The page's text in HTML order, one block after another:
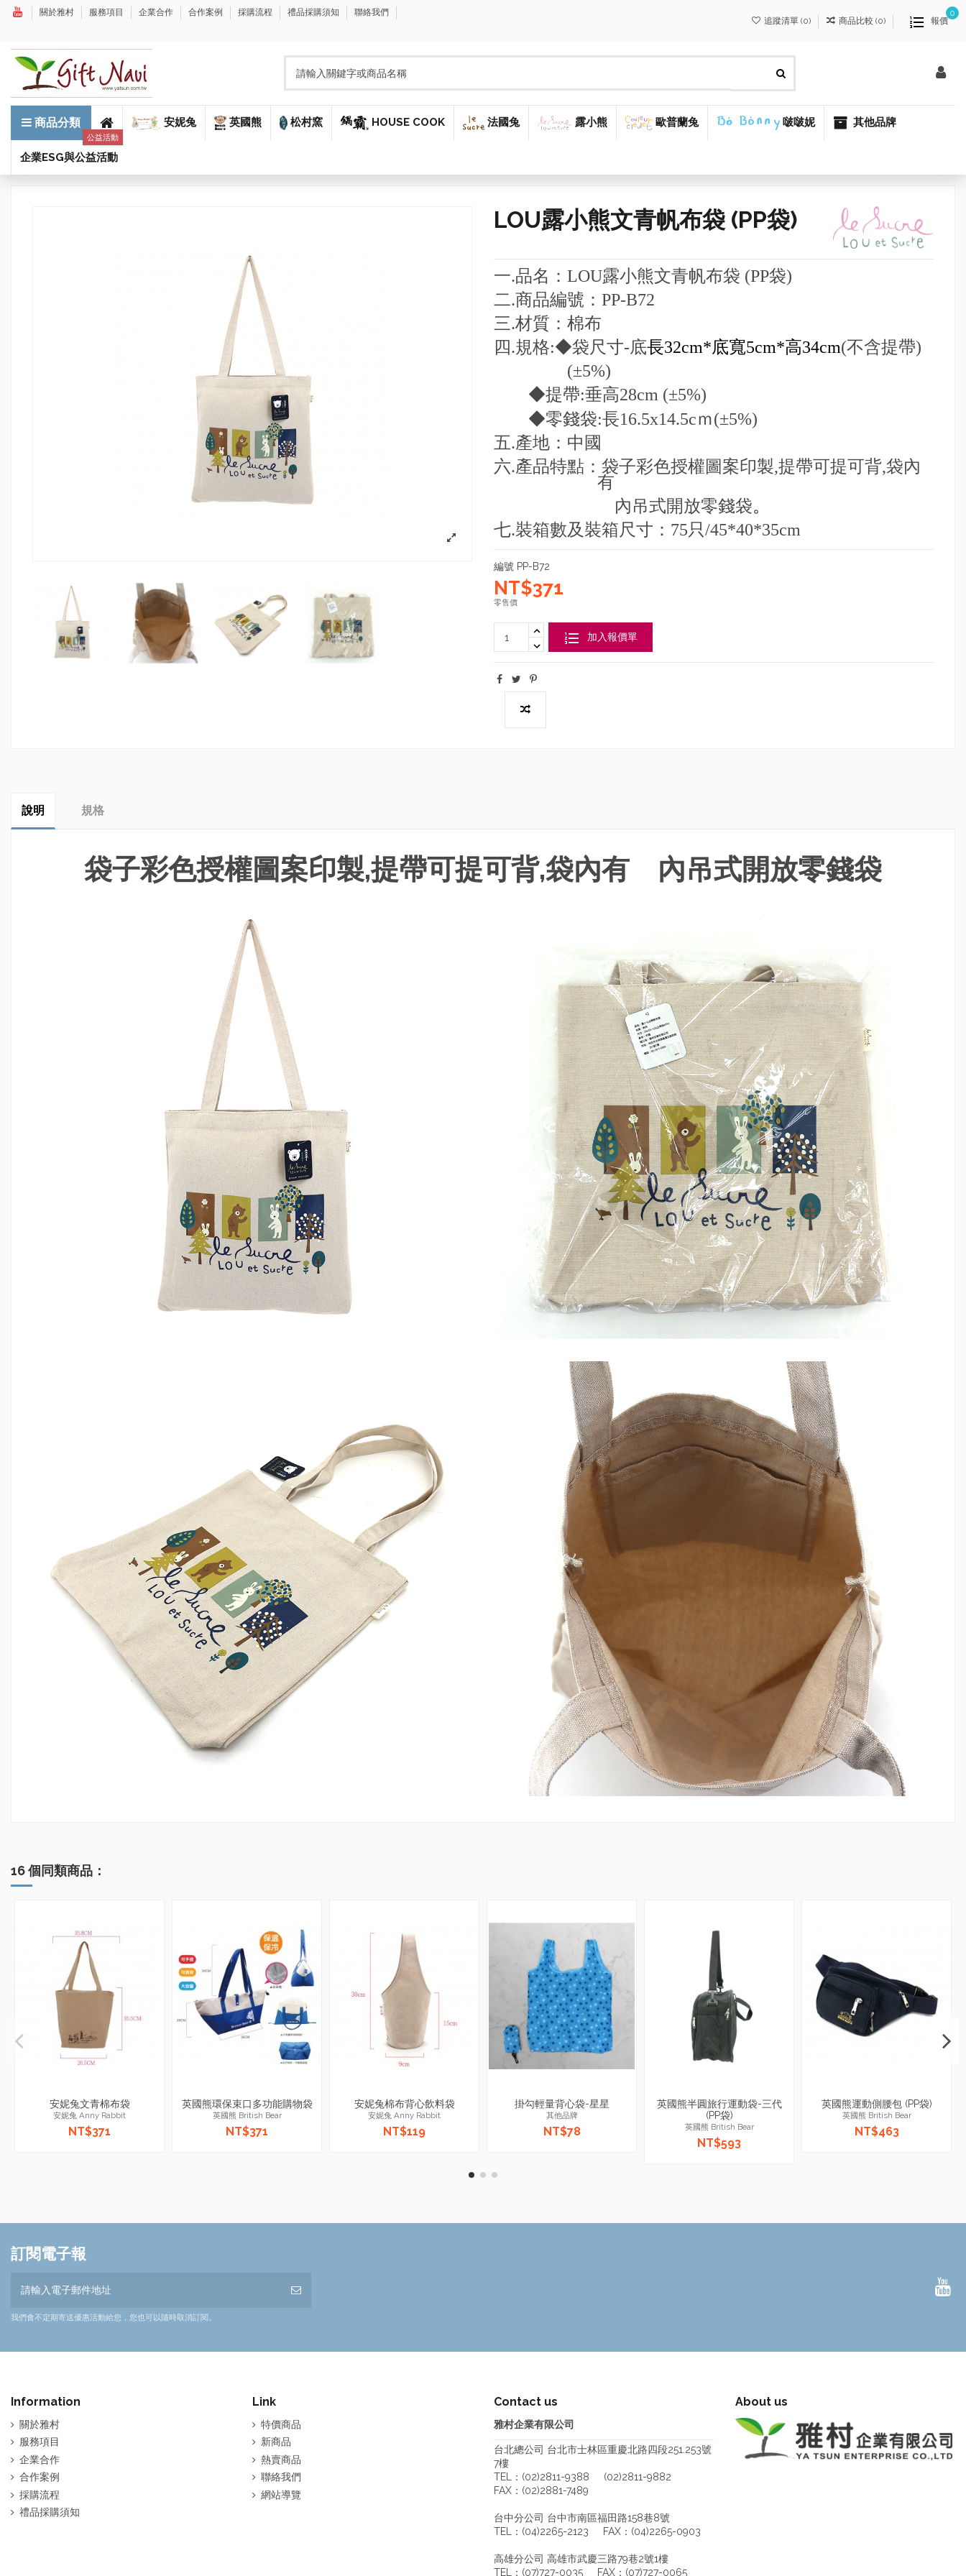
關於雅村 服務項目 企業合作 合作案例 採購流程 禮品採購須知
聯絡我們
追蹤清單 (0) 商品比較 (0) 報價
0
商品分類 安妮兔 英國熊 松村窯 HOUSE COOK 法國兔 露小熊 歐普蘭兔 啵啵妮 其他品牌
企業ESG與公益活動
公益活動
LOU露小熊文青帆布袋 (PP袋)
一.品名： LOU露小熊文青帆布袋 (PP袋)
二.商品編號： PP-B72
三.材質：棉布
四.規格:◆袋尺寸-底長32cm*底寬5cm*高34cm(不含提帶)
(±5%)
◆提帶:垂高28cm (±5%)
◆零錢袋:長16.5x14.5cｍ(±5%)
五.產地：中國
六.產品特點：袋子彩色授權圖案印製,提帶可提可背,袋內
有
內吊式開放零錢袋。
七.裝箱數及裝箱尺寸： 75只/45*40*35cm
編號 PP-B72
NT$371
零售價
加入報價單
說明 規格
袋子彩色授權圖案印製,提帶可提可背,袋內有 內吊式開放零錢袋
16 個同類商品：
安妮兔文青棉布袋
安妮兔 Anny Rabbit
NT$371
英國熊環保束口多功能購物袋
英國熊 British Bear
NT$371
安妮兔棉布背心飲料袋
安妮兔 Anny Rabbit
NT$119
掛勾輕量背心袋-星星
其他品牌
NT$78
英國熊半圓旅行運動袋-三代
(PP袋)
英國熊 British Bear
NT$593
英國熊運動側腰包 (PP袋)
英國熊 British Bear
NT$463
訂閱電子報
我們會不定期寄送優惠活動給您，您也可以隨時取消訂閱。
Information
關於雅村
服務項目
企業合作
合作案例
採購流程
禮品採購須知
Link
特價商品
新商品
熱賣商品
聯絡我們
網站導覽
Contact us
雅村企業有限公司
台北總公司 台北市士林區重慶北路四段251.253號
7樓
TEL：(02)2811-9388 (02)2811-9882
FAX：(02)2881-7489
台中分公司 台中市南區福田路158巷8號
TEL：(04)2265-2123 FAX：(04)2265-0903
高雄分公司 高雄市武慶三路79巷2號1樓
TEL：(07)727-0035 FAX：(07)727-0065
About us